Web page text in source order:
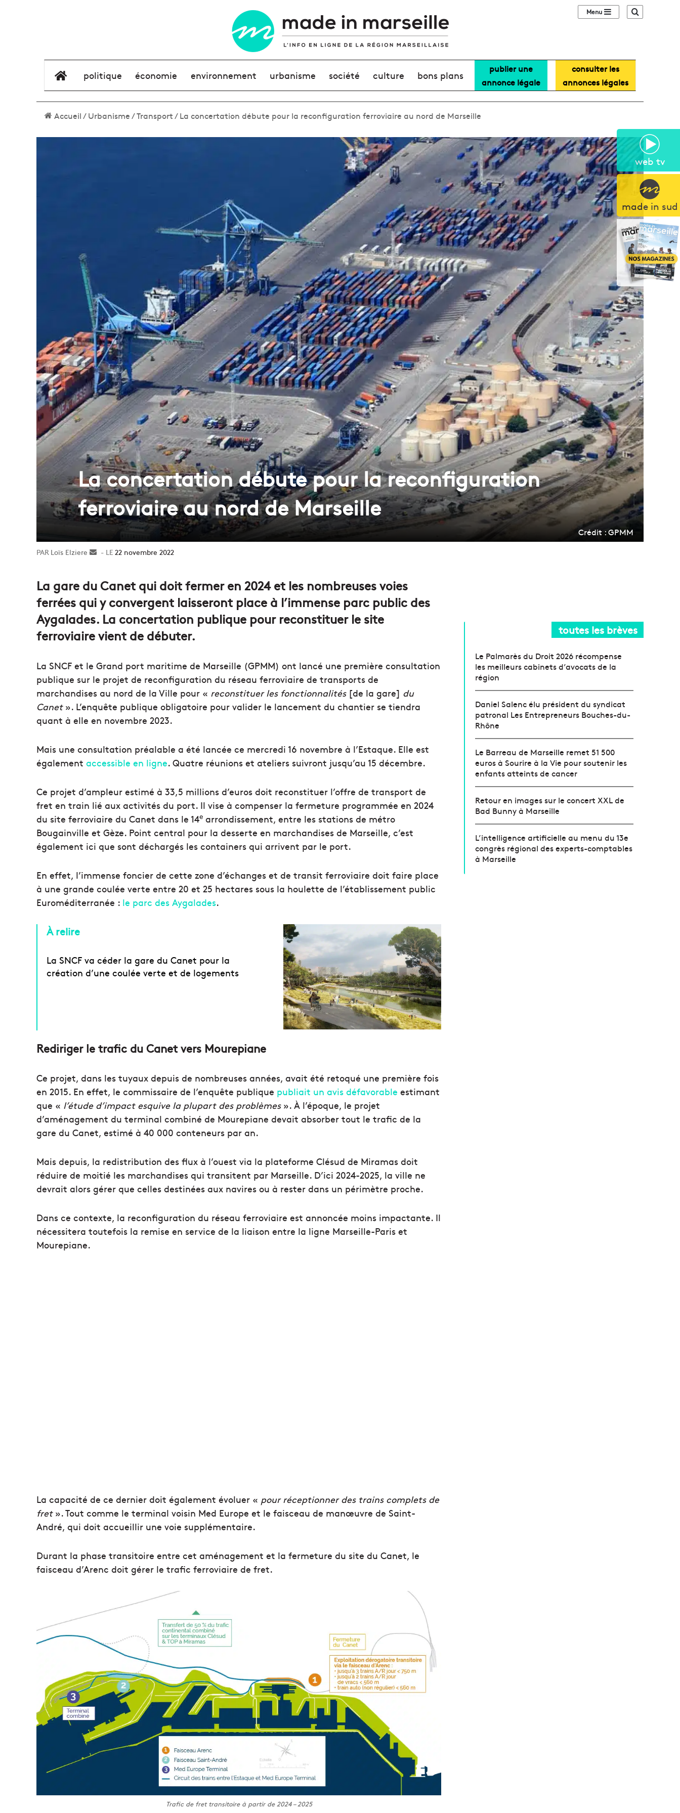
web tv
made in sud
Sidebar (barre
élément de menu
politique économie environnement urbanisme société culture bons plans
publier une
annonce légale
consulter les
annonces légales
Accueil/Urbanisme/Transport/La concertation débute pour la reconfiguration ferroviaire au nord de Marseille
La concertation débute pour la reconfiguration
ferroviaire au nord de Marseille
Crédit : GPMM
Loïs Elziere
Envoyer22 novembre 2022
La gare du Canet qui doit fermer en 2024 et les nombreuses voies
ferrées qui y convergent laisseront place à l’immense parc public des
Aygalades. La concertation publique pour reconstituer le site
ferroviaire vient de débuter.
La SNCF et le Grand port maritime de Marseille (GPMM) ont lancé une première consultation
publique sur le projet de reconfiguration du réseau ferroviaire de transports de
marchandises au nord de la Ville pour « reconstituer les fonctionnalités [de la gare] du
Canet». L’enquête publique obligatoire pour valider le lancement du chantier se tiendra
quant à elle en novembre 2023.
Mais une consultation préalable a été lancée ce mercredi 16 novembre à l’Estaque. Elle est
également accessible en ligne. Quatre réunions et ateliers suivront jusqu’au 15 décembre.
Ce projet d’ampleur estimé à 33,5 millions d’euros doit reconstituer l’offre de transport de
fret en train lié aux activités du port. Il vise à compenser la fermeture programmée en 2024
du site ferroviaire du Canet dans le 14e arrondissement, entre les stations de métro
Bougainville et Gèze. Point central pour la desserte en marchandises de Marseille, c’est
également ici que sont déchargés les containers qui arrivent par le port.
En effet, l’immense foncier de cette zone d’échanges et de transit ferroviaire doit faire place
à une grande coulée verte entre 20 et 25 hectares sous la houlette de l’établissement public
Euroméditerranée : le parc des Aygalades.
À relire
La SNCF va céder la gare du Canet pour la
création d’une coulée verte et de logements
Rediriger le trafic du Canet vers Mourepiane
Ce projet, dans les tuyaux depuis de nombreuses années, avait été retoqué une première fois
en 2015. En effet, le commissaire de l’enquête publique publiait un avis défavorable estimant
que « l’étude d’impact esquive la plupart des problèmes». À l’époque, le projet
d’aménagement du terminal combiné de Mourepiane devait absorber tout le trafic de la
gare du Canet, estimé à 40 000 conteneurs par an.
Mais depuis, la redistribution des flux à l’ouest via la plateforme Clésud de Miramas doit
réduire de moitié les marchandises qui transitent par Marseille. D’ici 2024-2025, la ville ne
devrait alors gérer que celles destinées aux navires ou à rester dans un périmètre proche.
Dans ce contexte, la reconfiguration du réseau ferroviaire est annoncée moins impactante. Il
nécessitera toutefois la remise en service de la liaison entre la ligne Marseille-Paris et
Mourepiane.
La capacité de ce dernier doit également évoluer « pour réceptionner des trains complets de
fret». Tout comme le terminal voisin Med Europe et le faisceau de manœuvre de Saint-
André, qui doit accueillir une voie supplémentaire.
Durant la phase transitoire entre cet aménagement et la fermeture du site du Canet, le
faisceau d’Arenc doit gérer le trafic ferroviaire de fret.
Trafic de fret transitoire à partir de 2024 – 2025
toutes les brèves
Le Palmarès du Droit 2026 récompense
les meilleurs cabinets d’avocats de la
région
Daniel Salenc élu président du syndicat
patronal Les Entrepreneurs Bouches-du-
Rhône
Le Barreau de Marseille remet 51 500
euros à Sourire à la Vie pour soutenir les
enfants atteints de cancer
Retour en images sur le concert XXL de
Bad Bunny à Marseille
L’intelligence artificielle au menu du 13e
congrès régional des experts-comptables
à Marseille